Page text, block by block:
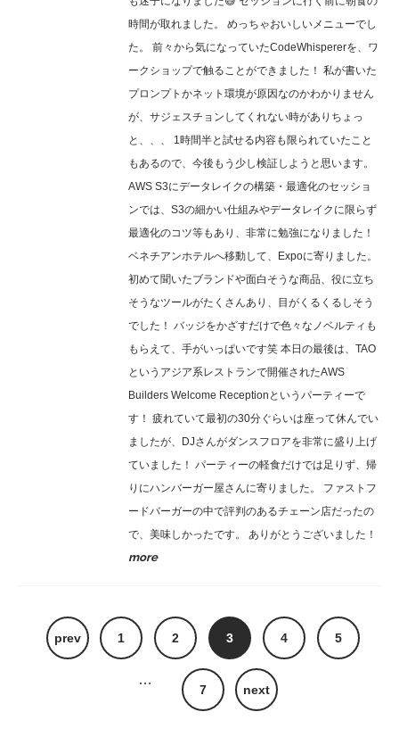
時間が取れました。 めっちゃおいしいメニューでし
た。 前々から気になっていたCodeWhispererを、ワ
ークショップで触ることができました！ 私が書いた
プロンプトかネット環境が原因なのかわかりません
が、サジェスチョンしてくれない時がありちょっ
と、、、 1時間半と試せる内容も限られていたこと
もあるので、今後もう少し検証しようと思います。
AWS S3にデータレイクの構築・最適化のセッショ
ンでは、S3の細かい仕組みやデータレイクに限らず
最適化のコツ等もあり、非常に勉強になりました！
ベネチアンホテルへ移動して、Expoに寄りました。
初めて聞いたブランドや面白そうな商品、役に立ち
そうなツールがたくさんあり、目がくるくるしそう
でした！ バッジをかざすだけで色々なノベルティも
もらえて、手がいっぱいです笑 本日の最後は、TAO
というアジア系レストランで開催されたAWS
Builders Welcome Receptionというパーティーで
す！ 疲れていて最初の30分ぐらいは座って休んでい
ましたが、DJさんがダンスフロアを非常に盛り上げ
ていました！ パーティーの軽食だけでは足りず、帰
りにハンバーガー屋さんに寄りました。 ファストフ
ードバーガーの中で評判のあるチェーン店だったの
で、美味しかったです。 ありがとうございました！
more
prev 1 2 3 4 5
…
7 next